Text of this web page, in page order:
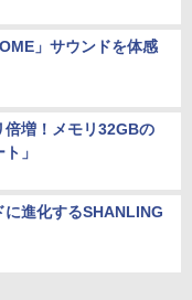
」サウンドを体感
倍増！メモリ32GBの
」
進化するSHANLING